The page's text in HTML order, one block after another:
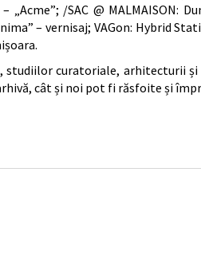
/SAC @ MALMAISON:
– vernisaj; VAGon: Hybrid
studiilor curatoriale, arhitecturii
cât și noi pot fi răsfoite și